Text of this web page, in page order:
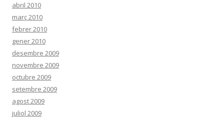
abril 2010
març 2010
febrer 2010
gener 2010
desembre 2009
novembre 2009
octubre 2009
setembre 2009
agost 2009
juliol 2009